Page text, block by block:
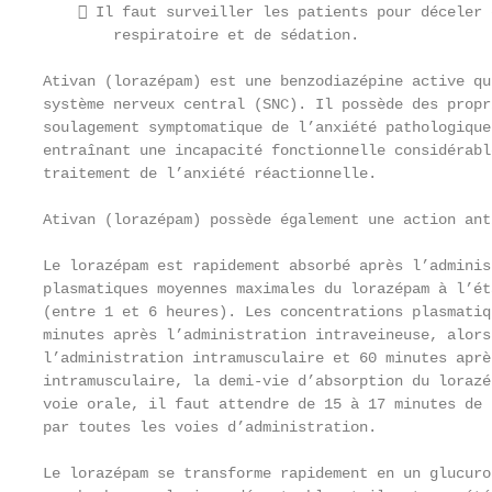
 Il faut surveiller les patients pour
        respiratoire et de sédation.
Ativan (lorazépam) est une benzodiazépine active
système nerveux central (SNC). Il possède des
soulagement symptomatique de l’anxiété
entraînant une incapacité fonctionnelle
traitement de l’anxiété réactionnelle.
Ativan (lorazépam) possède également une action
Le lorazépam est rapidement absorbé après
plasmatiques moyennes maximales du lorazépam
(entre 1 et 6 heures). Les concentrations
minutes après l’administration intraveineuse,
l’administration intramusculaire et 60 minutes
intramusculaire, la demi-vie d’absorption du
voie orale, il faut attendre de 15 à 17 minutes
par toutes les voies d’administration.
Le lorazépam se transforme rapidement en un